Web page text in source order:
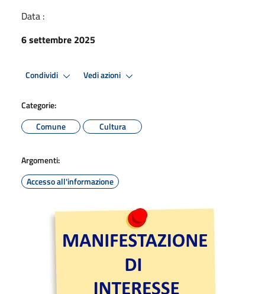
Data :
6 settembre 2025
Condividi Vedi azioni
Categorie:
Comune
Cultura
Argomenti:
Accesso all'informazione